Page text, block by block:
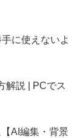
に使えないよ
解説 | PCでス
AI編集・背景